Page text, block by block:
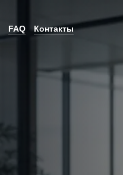
FAQ Контакты